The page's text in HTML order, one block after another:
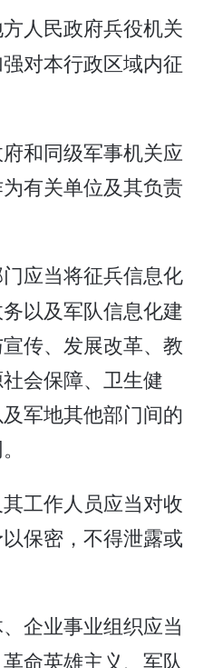
人民政府兵役机关
对本行政区域内征
和同级军事机关应
有关单位及其负责
应当将征兵信息化
以及军队信息化建
传、发展改革、教
会保障、卫生健
军地其他部门间的
工作人员应当对收
保密，不得泄露或
企业事业组织应当
命英雄主义、军队